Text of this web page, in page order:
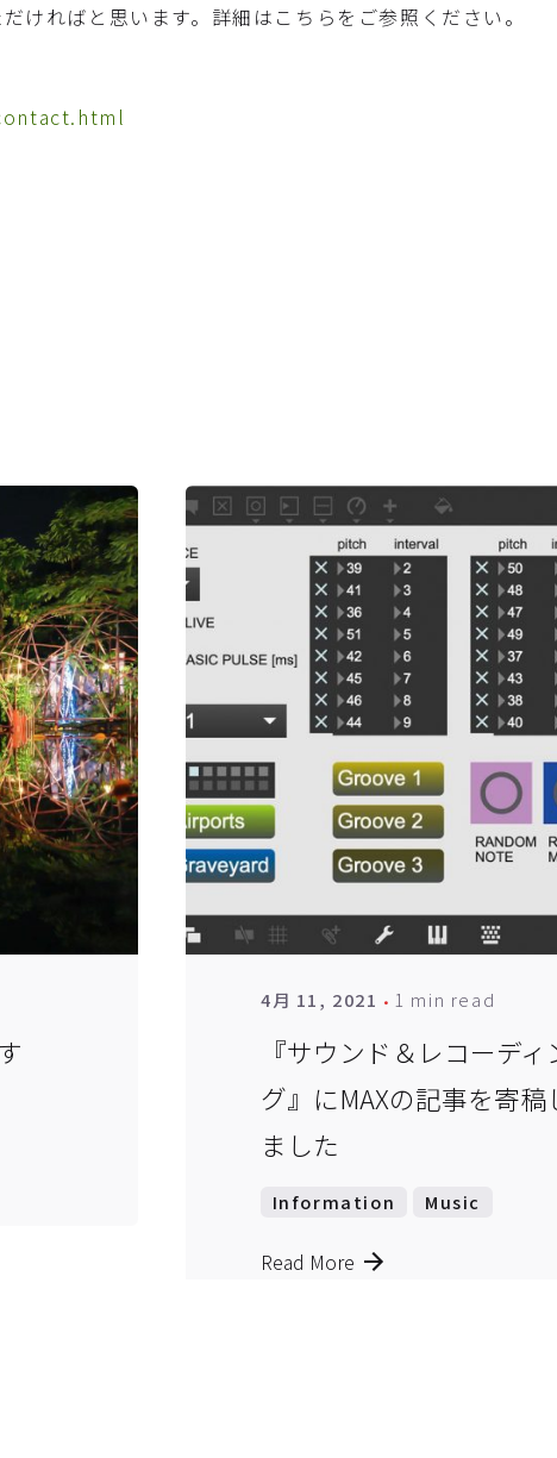
ければと思います。詳細はこちらをご参照ください。
4月 11, 2021 1 min read
『サウンド＆レコーディ
グ』にMAXの記事を寄稿
ました
Information Music
Read More